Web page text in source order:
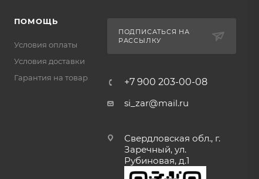
ПОМОЩЬ
Условия оплаты
Условия доставки
Гарантия на товар
ПОДПИСАТЬСЯ НА
РАССЫЛКУ
+7 900 203-00-08
si_zar@mail.ru
Свердловская обл., г.
Заречный, ул.
Рубиновая, д.1